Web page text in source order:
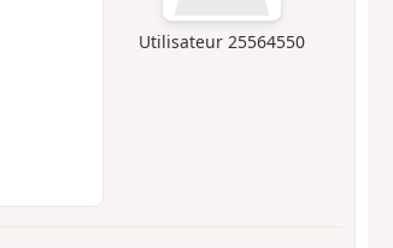
Utilisateur 25564550